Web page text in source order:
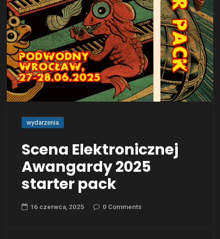
wydarzenia
Scena Elektronicznej
Awangardy 2025
starter pack
16 czerwca, 2025 0 Comments